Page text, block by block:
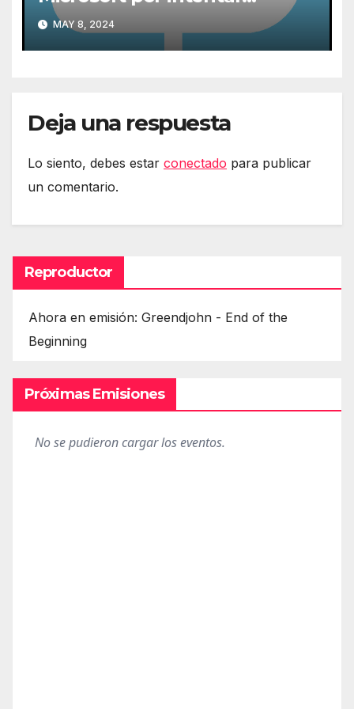
expulsarlas de la nube
MAY 8, 2024
Deja una respuesta
Lo siento, debes estar conectado para publicar
un comentario.
Reproductor
Ahora en emisión: Greendjohn - End of the
Beginning
Próximas Emisiones